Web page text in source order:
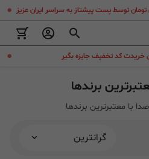
خریدت کد تخفیف جایزه بگیر .
برندها
با معتبرترین برندها
گرانترین